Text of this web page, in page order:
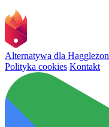
Alternatywa dla Hagglezon
Polityka cookies Kontakt